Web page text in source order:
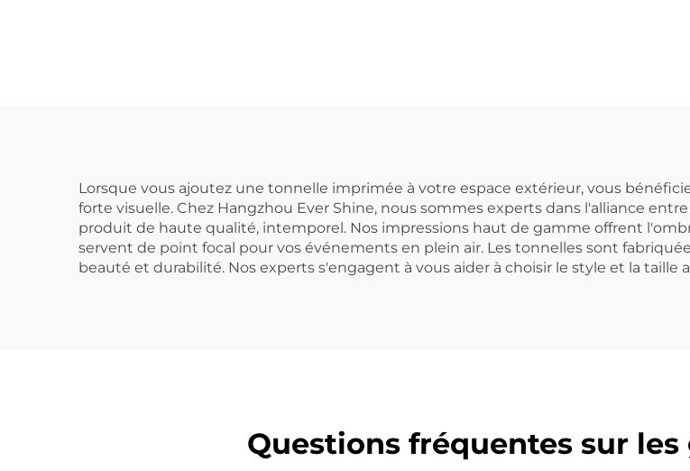
Lorsque vous ajoutez une tonnelle imprimée à votre espace extérieur, vous
forte visuelle. Chez Hangzhou Ever Shine, nous sommes experts dans l'alliance
produit de haute qualité, intemporel. Nos impressions haut de gamme offrent
servent de point focal pour vos événements en plein air. Les tonnelles sont
beauté et durabilité. Nos experts s'engagent à vous aider à choisir le style et la
Questions fréquentes sur